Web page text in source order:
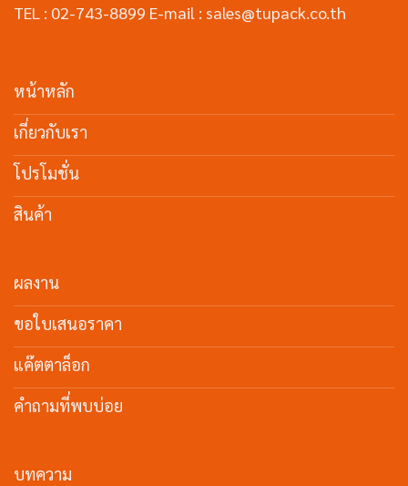
TEL : 02-743-8899 E-mail : sales@tupack.co.th
หน้าหลัก
เกี่ยวกับเรา
โปรโมชั่น
สินค้า
ผลงาน
ขอใบเสนอราคา
แค๊ตตาล็อก
คำถามที่พบบ่อย
บทความ